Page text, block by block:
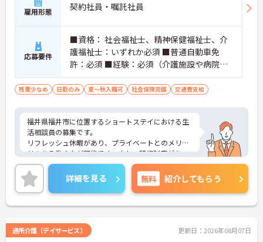
雇用形態 契約社員・嘱託社員
応募要件
■資格： 社会福祉士、精神保健福祉士、介
護福祉士：いずれか必須 ■普通自動車免
許：必須 ■経験：必須（介護施設や病院で
の就労経験）
残業少なめ 日勤のみ 夏～秋入職可 社会保険完備 交通費支給
福井県福井市に位置するショートステイにおける生
活相談員の募集です。
リフレッシュ休暇があり、プライベートとのメリハ
リのある働き方が可能です。また、研修制度があ
り、働きながらスキルアップが目指せる環境です。
ご興味のある方には、面接対策ポイントなど、さら
に詳細をご案内しますのでお気軽にご相談くださ
い！
詳細を見る 無料 紹介してもらう
通所介護（デイサービス） 更新日：2026年08月07日